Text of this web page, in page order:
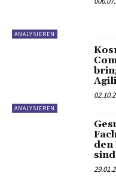
ANALYSIEREN
ANALYSIEREN
sind